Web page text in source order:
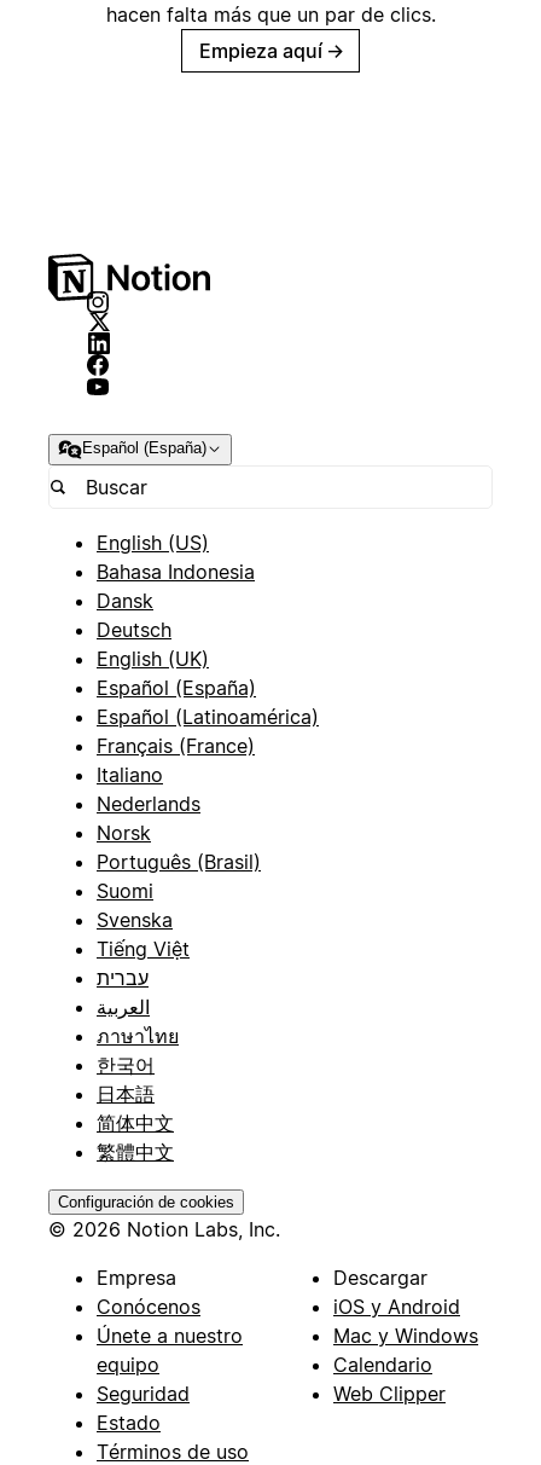
hacen falta más que un par de clics.
Empieza aquí →
Español (España)
English (US)
Bahasa Indonesia
Dansk
Deutsch
English (UK)
Español (España)
Español (Latinoamérica)
Français (France)
Italiano
Nederlands
Norsk
Português (Brasil)
Suomi
Svenska
Tiếng Việt
עברית
العربية
ภาษาไทย
한국어
日本語
简体中文
繁體中文
Configuración de cookies
© 2026 Notion Labs, Inc.
Empresa
Conócenos
Únete a nuestro
equipo
Seguridad
Estado
Términos de uso
Descargar
iOS y Android
Mac y Windows
Calendario
Web Clipper